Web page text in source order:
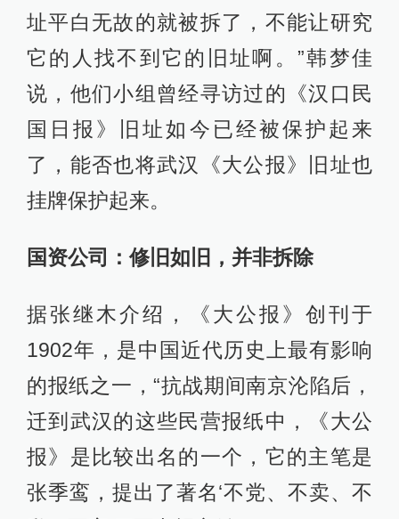
址平白无故的就被拆了，不能让研究
它的人找不到它的旧址啊。”韩梦佳
说，他们小组曾经寻访过的《汉口民
国日报》旧址如今已经被保护起来
了，能否也将武汉《大公报》旧址也
挂牌保护起来。
国资公司：修旧如旧，并非拆除
据张继木介绍，《大公报》创刊于
1902年，是中国近代历史上最有影响
的报纸之一，“抗战期间南京沦陷后，
迁到武汉的这些民营报纸中，《大公
报》是比较出名的一个，它的主笔是
张季鸾，提出了著名‘不党、不卖、不